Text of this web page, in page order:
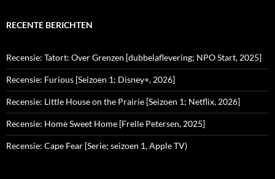
RECENTE BERICHTEN
Recensie: Tatort: Over Grenzen [dubbelaflevering; NPO Start, 2025]
Recensie: Furious [Seizoen 1; Disney+, 2026]
Recensie: Little House on the Prairie [Seizoen 1; Netflix, 2026]
Recensie: Home Sweet Home [Frelle Petersen, 2025]
Recensie: Cape Fear [Serie; seizoen 1, Apple TV)